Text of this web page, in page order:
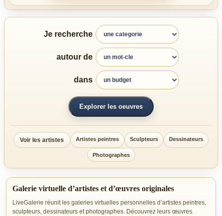
Je recherche
autour de
dans
Explorer les oeuvres
Voir les artistes Artistes peintres Sculpteurs Dessinateurs
Photographes
Galerie virtuelle d’artistes et d’œuvres originales
LiveGalerie réunit les galeries virtuelles personnelles d’artistes peintres,
sculpteurs, dessinateurs et photographes. Découvrez leurs œuvres